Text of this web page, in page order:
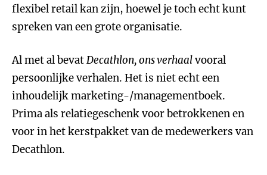
flexibel retail kan zijn, hoewel je toch echt kunt
spreken van een grote organisatie.
Al met al bevatDecathlon, ons verhaalvooral
persoonlijke verhalen. Het is niet echt een
inhoudelijk marketing-/managementboek.
Prima als relatiegeschenk voor betrokkenen en
voor in het kerstpakket van de medewerkers van
Decathlon.